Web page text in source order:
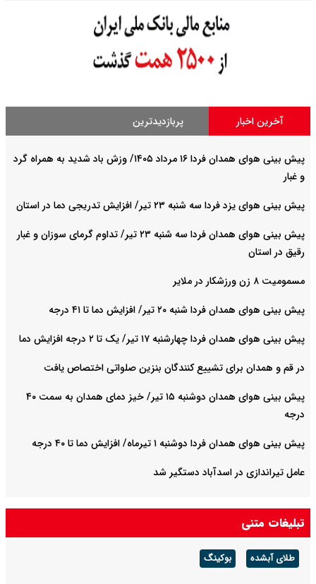
آخرین اخبار پربازدیدترین
پیش بینی هوای همدان فردا ۱۶ مرداد ۱۴۰۵/ وزش باد شدید به همراه گرد
و غبار
پیش بینی هوای یزد فردا سه شنبه ۲۳ تیر/ افزایش تدریجی دما در استان
پیش بینی هوای همدان فردا سه شنبه ۲۳ تیر/ تداوم گرمای سوزان و غبار
رقیق در استان
مسمومیت ۸ زن ورزشکار در ملایر
پیش بینی هوای همدان فردا شنبه ۲۰ تیر/ افزایش دما تا ۴۱ درجه
پیش بینی هوای همدان فردا چهارشنبه ۱۷ تیر/ یک تا ۲ درجه افزایش دما
در قم و همدان برای تشییع کنندگان بنزین صلواتی اختصاص یافت
پیش بینی هوای همدان دوشنبه ۱۵ تیر/ خیز دمای همدان به سمت ۴۰
درجه
پیش بینی هوای همدان فردا دوشنبه ۱ تیرماه/ افزایش دما تا ۴۰ درجه
عامل تیراندازی در اسدآباد دستگیر شد
تبلیغات متنی
طلای آبشده بوکینگ